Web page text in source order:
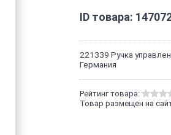
ID товара:
221339 Ручка
Германия
Рейтинг товара:
Товар размещен на